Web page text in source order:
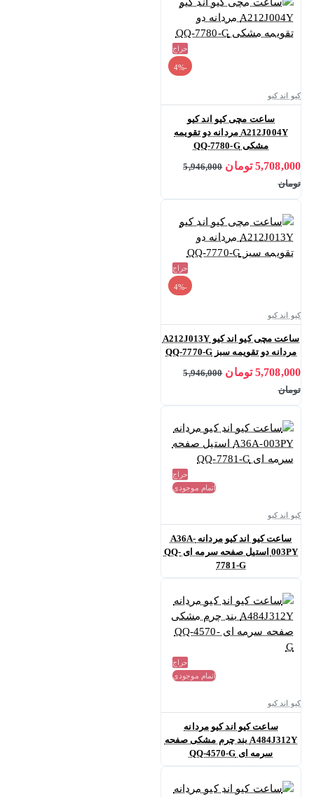
حراج
-4%
کیو اند کیو
ساعت مچی کیو اند کیو
A212J004Y مردانه دو تقویمه
مشکی QQ-7780-G
5,708,000 تومان
5,946,000
تومان
حراج
-4%
کیو اند کیو
ساعت مچی کیو اند کیو A212J013Y
مردانه دو تقویمه سبز QQ-7770-G
5,708,000 تومان
5,946,000
تومان
حراج
اتمام موجودی
کیو اند کیو
ساعت کیو اند کیو مردانه A36A-
003PY استیل صفحه سرمه ای QQ-
7781-G
حراج
اتمام موجودی
کیو اند کیو
ساعت کیو اند کیو مردانه
A484J312Y بند چرم مشکی صفحه
سرمه ای QQ-4570-G